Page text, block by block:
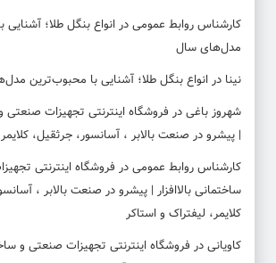
کارشناس روابط عمومیدر انواع بنگل طلا؛
مدل‌های سال
نینا در انواع بنگل طلا؛ آشنایی با محبوب‌ترین
شهروز باغیدر فروشگاه اینترنتی تجهیزات صنعتی و
| پیشرو در صنعت بالابر ، آسانسور، جرثقیل،
کارشناس روابط عمومیدر فروشگاه اینترنتی
ساختمانی بالاافزار | پیشرو در صنعت بالابر ،
کلایمر، لیفتراک و استاکر
کاویانیدر فروشگاه اینترنتی تجهیزات صنعتی و